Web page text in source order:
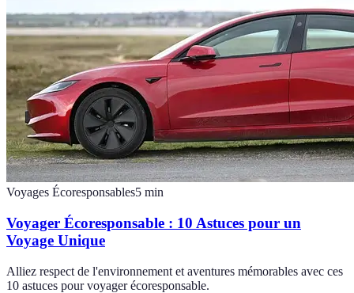
Voyages Écoresponsables5 min
Voyager Écoresponsable : 10 Astuces pour un
Voyage Unique
Alliez respect de l'environnement et aventures mémorables avec ces
10 astuces pour voyager écoresponsable.